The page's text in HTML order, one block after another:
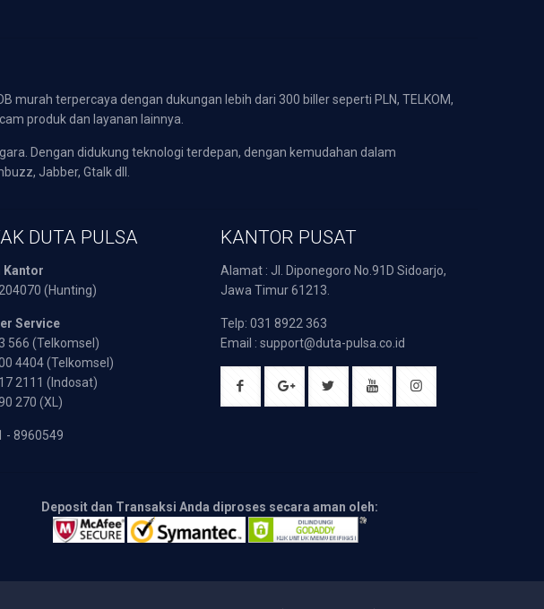
murah terpercaya dengan dukungan lebih dari 300 biller seperti PLN, TELKOM,
produk dan layanan lainnya.
Dengan didukung teknologi terdepan, dengan kemudahan dalam
Jabber, Gtalk dll.
DUTA PULSA
Kantor
(Hunting)
Service
566 (Telkomsel)
4404 (Telkomsel)
2111 (Indosat)
270 (XL)
- 8960549
KANTOR PUSAT
Alamat : Jl. Diponegoro No.91D Sidoarjo,
Jawa Timur 61213.
Telp: 031 8922 363
Email : support@duta-pulsa.co.id
Deposit dan Transaksi Anda diproses secara aman oleh: